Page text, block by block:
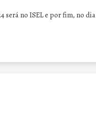
será no ISEL e por fim, no dia